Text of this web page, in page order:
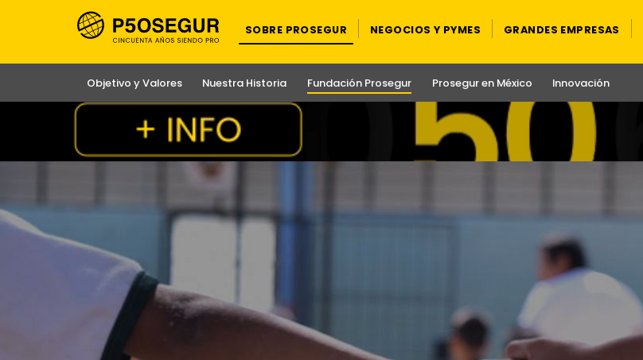
SOBRE PROSEGUR NEGOCIOS Y PYMES GRANDES EMPRESAS
Objetivo y Valores Nuestra Historia Fundación Prosegur Prosegur en México Innovación